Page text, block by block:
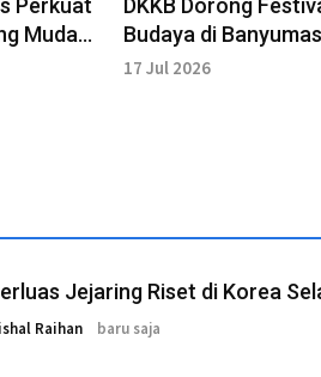
Perkuat
Muda
DKKB Dorong
Budaya di
Pengakuan Nasional
17 Jul 2026
Jejaring Riset di Korea
Raihan baru saja